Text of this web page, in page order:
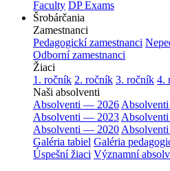
Faculty DP Exams
Šrobárčania
Zamestnanci
Pedagogickí zamestnanci
Odborní zamestnanci
Žiaci
1. ročník 2. ročník 3. ročník 4.
Naši absolventi
Absolventi — 2026
Absolventi — 2023
Absolventi — 2020
Galéria tabiel Galéria
Úspešní žiaci Významní